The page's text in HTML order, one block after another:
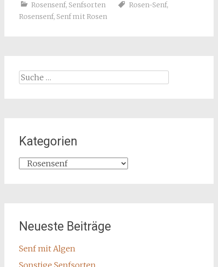
Rosensenf, Senfsorten Rosen-Senf,
Rosensenf, Senf mit Rosen
Suche
Kategorien
Kategorien
Neueste Beiträge
Senf mit Algen
Sonstige Senfsorten